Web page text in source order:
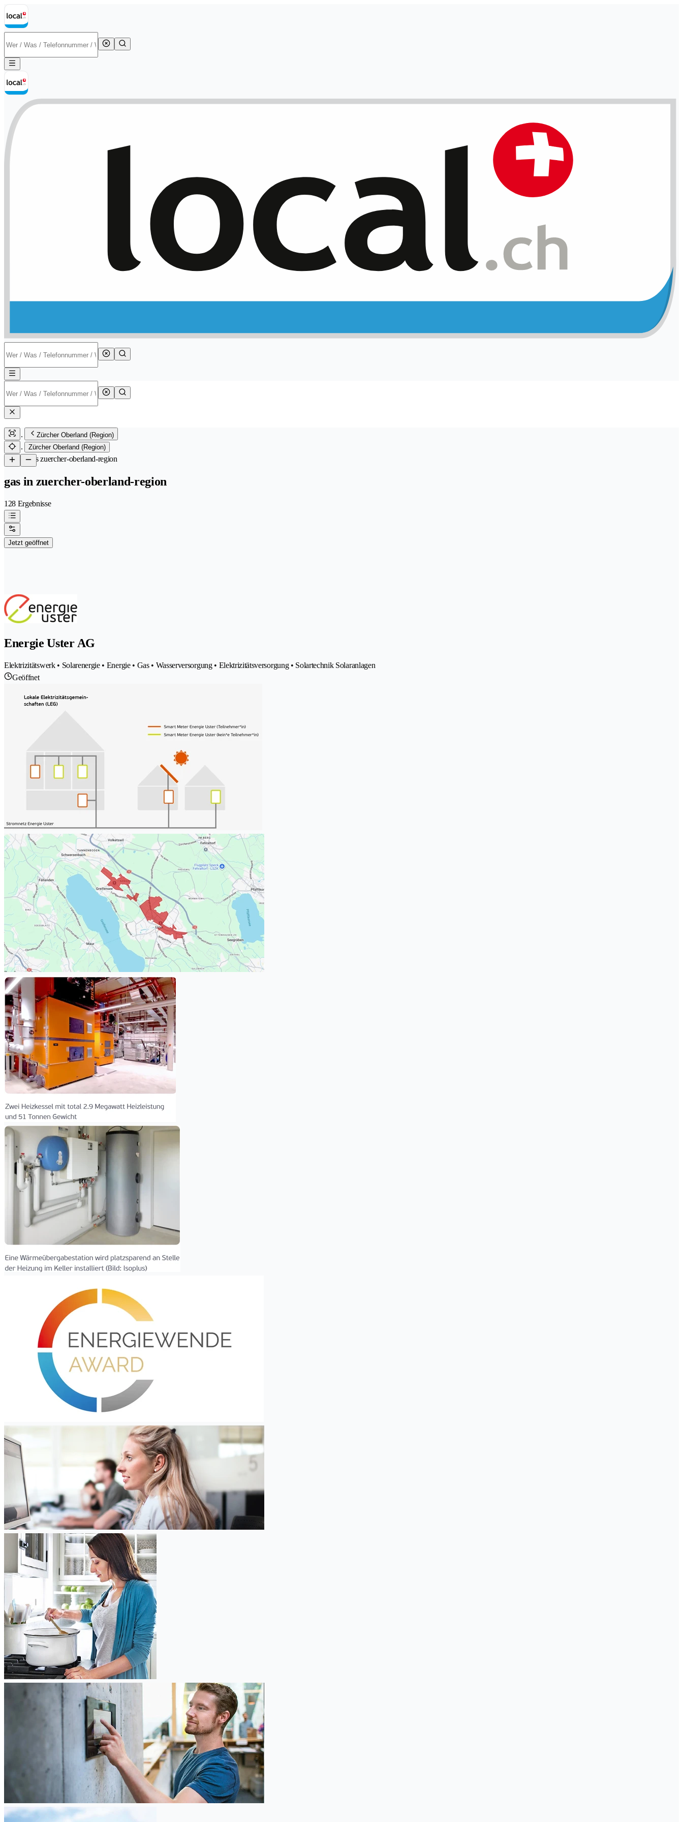
Zürcher Oberland (Region)
Zürcher Oberland (Region)
/Gas zuercher-oberland-region
gas in zuercher-oberland-region
128 Ergebnisse
Jetzt geöffnet
Energie Uster AG
Elektrizitätswerk • Solarenergie • Energie • Gas • Wasserversorgung • Elektrizitätsversorgung • Solartechnik Solaranlagen
Geöffnet